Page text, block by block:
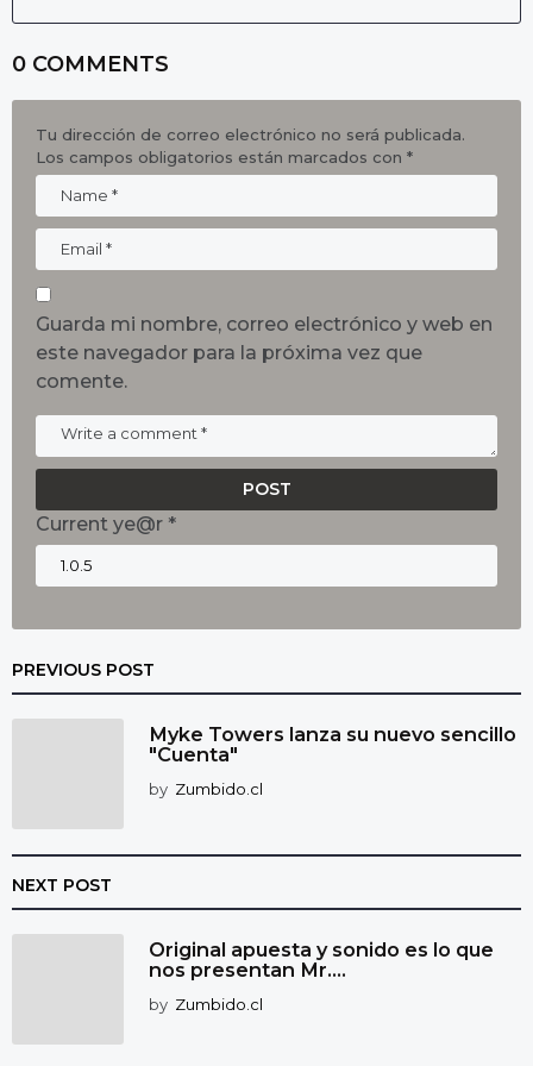
0 COMMENTS
Tu dirección de correo electrónico no será publicada.
Los campos obligatorios están marcados con *
Guarda mi nombre, correo electrónico y web en
este navegador para la próxima vez que
comente.
Current ye@r *
PREVIOUS POST
Myke Towers lanza su nuevo sencillo
"Cuenta"
by Zumbido.cl
NEXT POST
Original apuesta y sonido es lo que
nos presentan Mr....
by Zumbido.cl